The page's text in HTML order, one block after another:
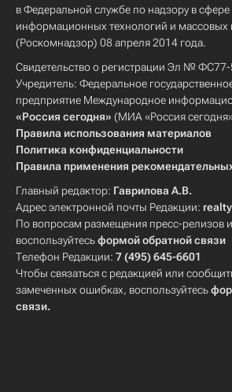
в Федеральной службе по надзору в сфере
информационных технологий и массовых
(Роскомнадзор) 08 апреля 2014 года.
Свидетельство о регистрации Эл №
Учредитель: Федеральное
предприятие Международное
«Россия сегодня» (МИА «Россия
Правила использования материалов
Политика конфиденциальности
Правила применения
Главный редактор: Гаврилова А.В.
Адрес электронной почты Редакции:
По вопросам размещения пресс-релизов
воспользуйтесьформой обратной связи
Телефон Редакции: 7 (495) 645-6601
Чтобы связаться с редакцией или
замеченных ошибках, воспользуйтесь
связи.